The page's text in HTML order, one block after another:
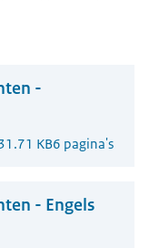
-
KB6 pagina's
- Engels